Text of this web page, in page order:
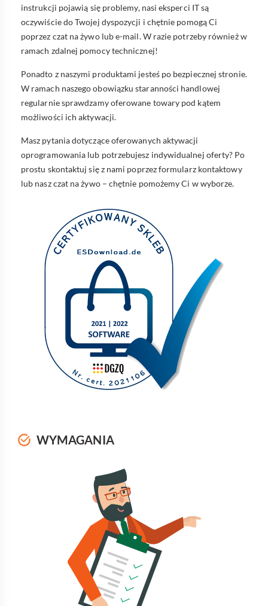
instrukcji pojawią się problemy, nasi eksperci IT są
oczywiście do Twojej dyspozycji i chętnie pomogą Ci
poprzez czat na żywo lub e-mail. W razie potrzeby również w
ramach zdalnej pomocy technicznej!
Ponadto z naszymi produktami jesteś po bezpiecznej stronie.
W ramach naszego obowiązku staranności handlowej
regularnie sprawdzamy oferowane towary pod kątem
możliwości ich aktywacji.
Masz pytania dotyczące oferowanych aktywacji
oprogramowania lub potrzebujesz indywidualnej oferty? Po
prostu skontaktuj się z nami poprzez formularz kontaktowy
lub nasz czat na żywo – chętnie pomożemy Ci w wyborze.
WYMAGANIA